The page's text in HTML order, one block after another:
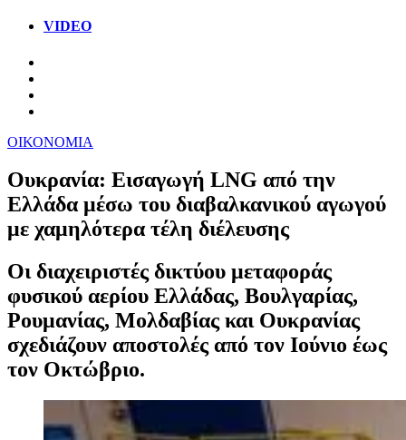
VIDEO
ΟΙΚΟΝΟΜΙΑ
Ουκρανία: Εισαγωγή LNG από την
Ελλάδα μέσω του διαβαλκανικού αγωγού
με χαμηλότερα τέλη διέλευσης
Οι διαχειριστές δικτύου μεταφοράς
φυσικού αερίου Ελλάδας, Βουλγαρίας,
Ρουμανίας, Μολδαβίας και Ουκρανίας
σχεδιάζουν αποστολές από τον Ιούνιο έως
τον Οκτώβριο.